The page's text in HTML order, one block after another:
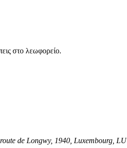
στο λεωφορείο.
de Longwy, 1940, Luxembourg, LU